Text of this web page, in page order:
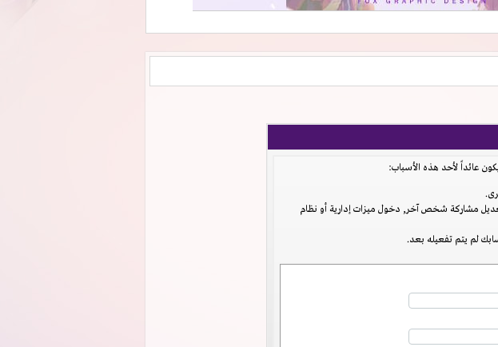
عائداً لأحد هذه الأسباب:
مشاركة شخص آخر, دخول ميزات إدارية أو نظام
لم يتم تفعيله بعد.